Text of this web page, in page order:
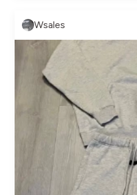
Wsales